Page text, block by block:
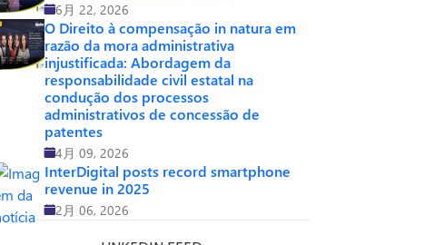
6月 22, 2026
O Direito à compensação in natura em
razão da mora administrativa
injustificada: Abordagem da
responsabilidade civil estatal na
condução dos processos
administrativos de concessão de
patentes
4月 09, 2026
InterDigital posts record smartphone
revenue in 2025
2月 06, 2026